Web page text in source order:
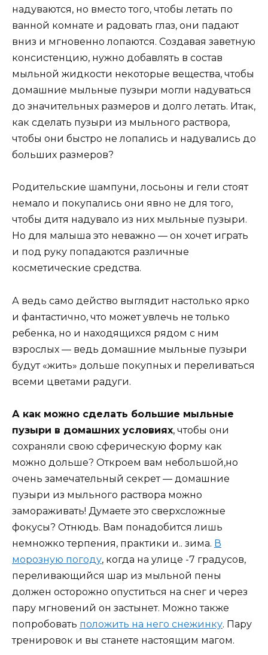
надуваются, но вместо того, чтобы летать по
ванной комнате и радовать глаз, они падают
вниз и мгновенно лопаются. Создавая заветную
консистенцию, нужно добавлять в состав
мыльной жидкости некоторые вещества, чтобы
домашние мыльные пузыри могли надуваться
до значительных размеров и долго летать. Итак,
как сделать пузыри из мыльного раствора,
чтобы они быстро не лопались и надувались до
больших размеров?
Родительские шампуни, лосьоны и гели стоят
немало и покупались они явно не для того,
чтобы дитя надувало из них мыльные пузыри.
Но для малыша это неважно — он хочет играть
и под руку попадаются различные
косметические средства.
А ведь само действо выглядит настолько ярко
и фантастично, что может увлечь не только
ребенка, но и находящихся рядом с ним
взрослых — ведь домашние мыльные пузыри
будут «жить» дольше покупных и переливаться
всеми цветами радуги.
А как можно сделать большие мыльные
пузыри в домашних условиях, чтобы они
сохраняли свою сферическую форму как
можно дольше? Откроем вам небольшой,но
очень замечательный секрет — домашние
пузыри из мыльного раствора можно
замораживать! Думаете это сверхсложные
фокусы? Отнюдь. Вам понадобится лишь
немножко терпения, практики и.. зима. В
морозную погоду, когда на улице -7 градусов,
переливающийся шар из мыльной пены
должен осторожно опуститься на снег и через
пару мгновений он застынет. Можно также
попробовать положить на него снежинку. Пару
тренировок и вы станете настоящим магом.